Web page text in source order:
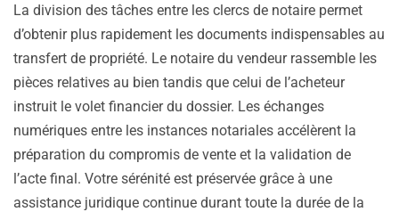
La division des tâches entre les clercs de notaire permet
d’obtenir plus rapidement les documents indispensables au
transfert de propriété. Le notaire du vendeur rassemble les
pièces relatives au bien tandis que celui de l’acheteur
instruit le volet financier du dossier. Les échanges
numériques entre les instances notariales accélèrent la
préparation du compromis de vente et la validation de
l’acte final. Votre sérénité est préservée grâce à une
assistance juridique continue durant toute la durée de la